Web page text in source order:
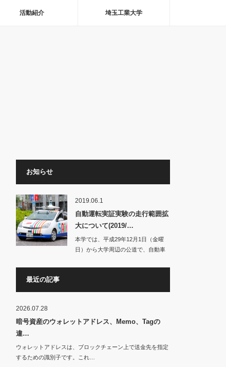
活動紹介 埼玉工業大学
お知らせ
2019.06.1
自動運転実証実験の走行範囲拡
大について(2019/…
本学では、平成29年12月1日（金曜
日）から大学周辺の公道で、自動車
最近の記事
2026.07.28
暗号資産のウォレットアドレス、Memo、Tagの
違…
ウォレットアドレスは、ブロックチェーン上で送金先を指定
するための識別子です。これ…